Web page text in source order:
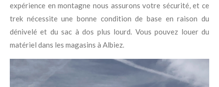
expérience en montagne nous assurons votre sécurité, et ce
trek nécessite une bonne condition de base en raison du
dénivelé et du sac à dos plus lourd. Vous pouvez louer du
matériel dans les magasins à Albiez.